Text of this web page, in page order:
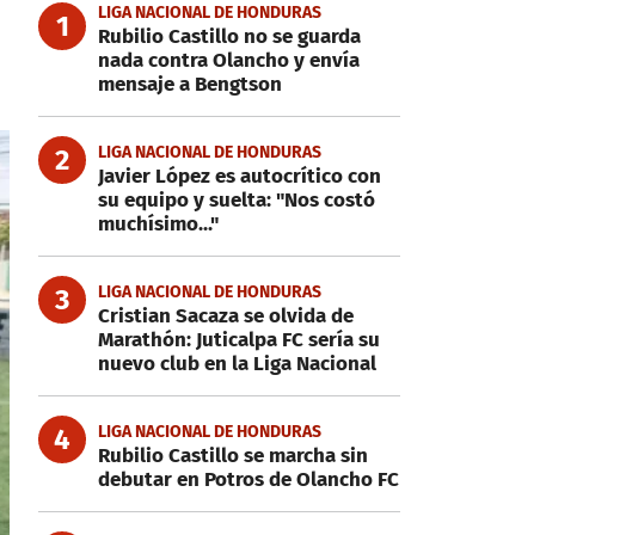
1 LIGA NACIONAL DE HONDURAS
Rubilio Castillo no se guarda
nada contra Olancho y envía
mensaje a Bengtson
2 LIGA NACIONAL DE HONDURAS
Javier López es autocrítico con
su equipo y suelta: "Nos costó
muchísimo..."
3 LIGA NACIONAL DE HONDURAS
Cristian Sacaza se olvida de
Marathón: Juticalpa FC sería su
nuevo club en la Liga Nacional
4 LIGA NACIONAL DE HONDURAS
Rubilio Castillo se marcha sin
debutar en Potros de Olancho FC